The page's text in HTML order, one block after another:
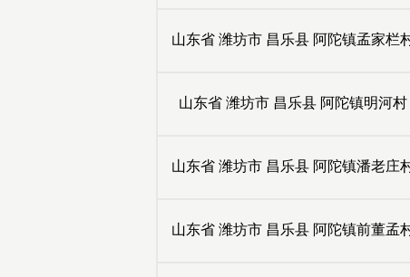
山东省 潍坊市 昌乐县 阿陀镇孟家栏
山东省 潍坊市 昌乐县 阿陀镇明河村
山东省 潍坊市 昌乐县 阿陀镇潘老庄
山东省 潍坊市 昌乐县 阿陀镇前董孟